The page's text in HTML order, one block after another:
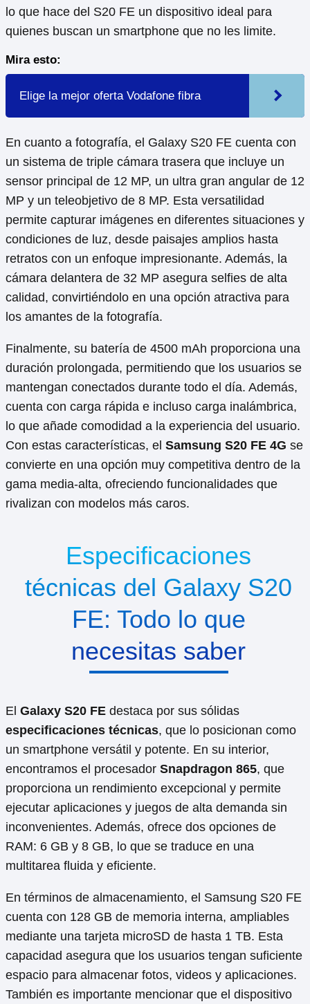
lo que hace del S20 FE un dispositivo ideal para
quienes buscan un smartphone que no les limite.
Mira esto:
Elige la mejor oferta Vodafone fibra
En cuanto a fotografía, el Galaxy S20 FE cuenta con
un sistema de triple cámara trasera que incluye un
sensor principal de 12 MP, un ultra gran angular de 12
MP y un teleobjetivo de 8 MP. Esta versatilidad
permite capturar imágenes en diferentes situaciones y
condiciones de luz, desde paisajes amplios hasta
retratos con un enfoque impresionante. Además, la
cámara delantera de 32 MP asegura selfies de alta
calidad, convirtiéndolo en una opción atractiva para
los amantes de la fotografía.
Finalmente, su batería de 4500 mAh proporciona una
duración prolongada, permitiendo que los usuarios se
mantengan conectados durante todo el día. Además,
cuenta con carga rápida e incluso carga inalámbrica,
lo que añade comodidad a la experiencia del usuario.
Con estas características, el Samsung S20 FE 4G se
convierte en una opción muy competitiva dentro de la
gama media-alta, ofreciendo funcionalidades que
rivalizan con modelos más caros.
Especificaciones
técnicas del Galaxy S20
FE: Todo lo que
necesitas saber
El Galaxy S20 FE destaca por sus sólidas
especificaciones técnicas, que lo posicionan como
un smartphone versátil y potente. En su interior,
encontramos el procesador Snapdragon 865, que
proporciona un rendimiento excepcional y permite
ejecutar aplicaciones y juegos de alta demanda sin
inconvenientes. Además, ofrece dos opciones de
RAM: 6 GB y 8 GB, lo que se traduce en una
multitarea fluida y eficiente.
En términos de almacenamiento, el Samsung S20 FE
cuenta con 128 GB de memoria interna, ampliables
mediante una tarjeta microSD de hasta 1 TB. Esta
capacidad asegura que los usuarios tengan suficiente
espacio para almacenar fotos, videos y aplicaciones.
También es importante mencionar que el dispositivo